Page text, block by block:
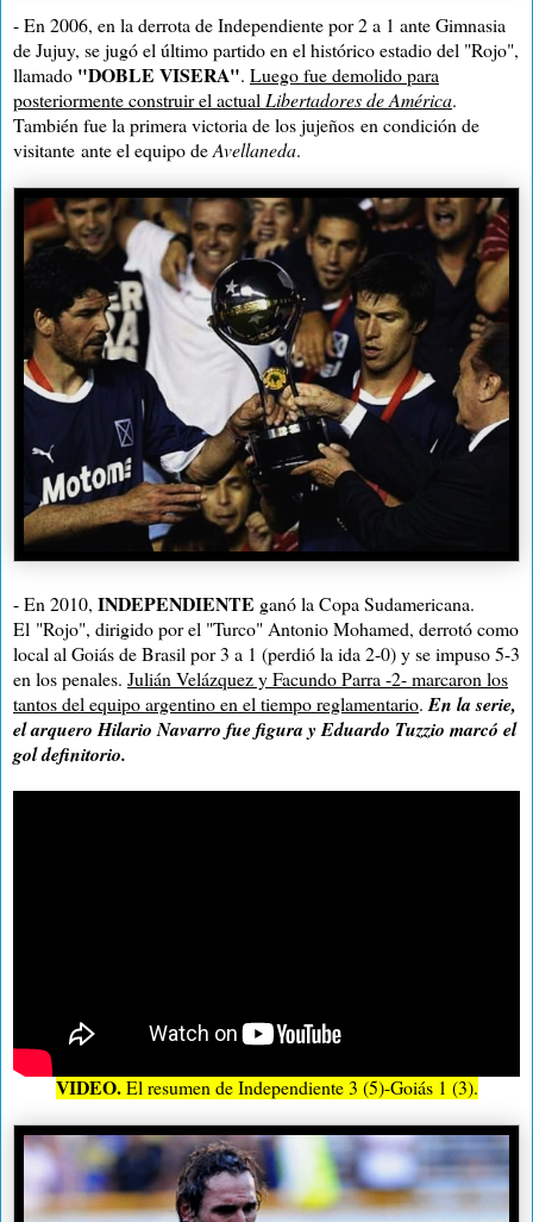
- En 2006, en la derrota de Independiente por 2 a 1 ante Gimnasia
de Jujuy, se jugó el último partido en el histórico estadio del "Rojo",
llamado "DOBLE VISERA". Luego fue demolido para
posteriormente construir el actual Libertadores de América.
También fue la primera victoria de los jujeños en condición de
visitante ante el equipo deAvellaneda.
- En 2010, INDEPENDIENTE ganó la Copa Sudamericana.
El "Rojo", dirigido por el "Turco" Antonio Mohamed, derrotó como
local al Goiás de Brasil por 3 a 1 (perdió la ida 2-0) y se impuso 5-3
en los penales. Julián Velázquez y Facundo Parra -2- marcaron los
tantos del equipo argentino en el tiempo reglamentario. En la serie,
el arquero Hilario Navarro fue figura y Eduardo Tuzzio marcó el
gol definitorio.
VIDEO.El resumen de Independiente 3 (5)-Goiás 1 (3).